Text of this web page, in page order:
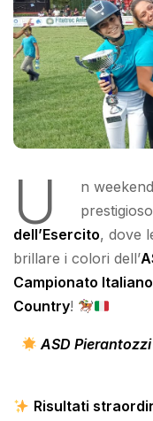
U n
prestigioso
dell’Esercito, dove
brillare i colori dell’
Campionato
Country!
ASD
Risultati